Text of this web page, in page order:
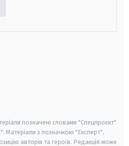
позначені словами "Спецпроєкт"
Матеріали з позначкою "Експерт",
авторів та героїв. Редакція може